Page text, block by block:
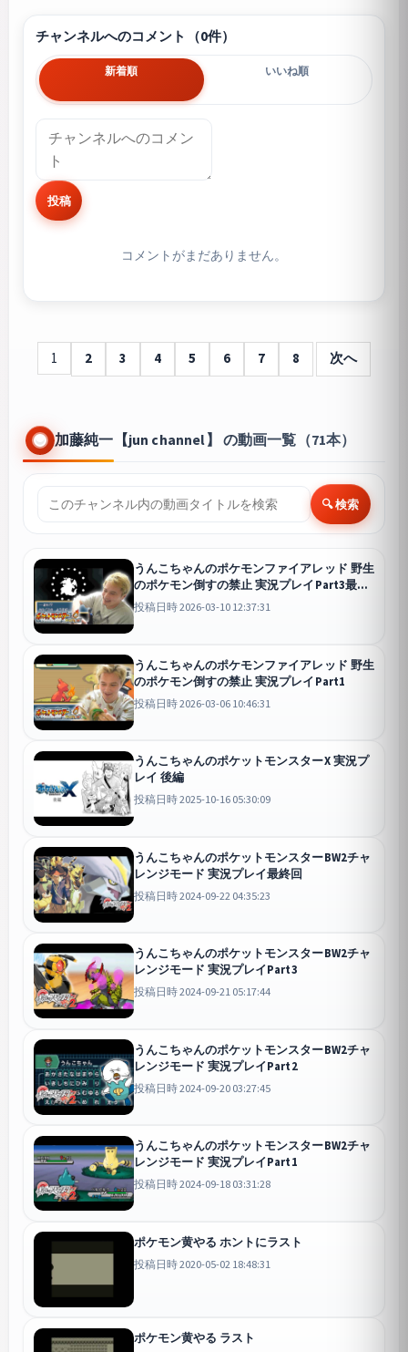
チャンネルへのコメント（0件）
新着順 いいね順
投稿
コメントがまだありません。
1 2 3 4 5 6 7 8 次へ
加藤純一【jun channel】 の動画一覧（71本）
🔍 検索
うんこちゃんのポケモンファイアレッド 野生
のポケモン倒すの禁止 実況プレイPart3最終
回
投稿日時 2026-03-10 12:37:31
うんこちゃんのポケモンファイアレッド 野生
のポケモン倒すの禁止 実況プレイPart1
投稿日時 2026-03-06 10:46:31
うんこちゃんのポケットモンスターX 実況プ
レイ 後編
投稿日時 2025-10-16 05:30:09
うんこちゃんのポケットモンスターBW2チャ
レンジモード 実況プレイ最終回
投稿日時 2024-09-22 04:35:23
うんこちゃんのポケットモンスターBW2チャ
レンジモード 実況プレイPart3
投稿日時 2024-09-21 05:17:44
うんこちゃんのポケットモンスターBW2チャ
レンジモード 実況プレイPart2
投稿日時 2024-09-20 03:27:45
うんこちゃんのポケットモンスターBW2チャ
レンジモード 実況プレイPart1
投稿日時 2024-09-18 03:31:28
ポケモン黄やる ホントにラスト
投稿日時 2020-05-02 18:48:31
ポケモン黄やる ラスト